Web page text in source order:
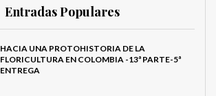
Entradas Populares
HACIA UNA PROTOHISTORIA DE LA
FLORICULTURA EN COLOMBIA -13ª PARTE-5ª
ENTREGA